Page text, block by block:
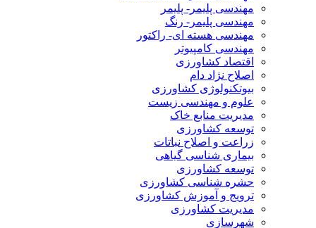
مهندسی پلیمر- پلیمر
مهندسی پلیمر- رنگ
مهندسی هسته ای- راکتور
مهندسی کامپیوتر
اقتصاد کشاورزی
اصلاح نژاد دام
بیوتکنولوژی کشاورزی
علوم و مهندسی زیست
مدیریت منابع خاک
توسعه کشاورزی
زراعت و اصلاح نباتات
بیماری شناسی گیاهی
توسعه کشاورزی
حشره شناسی کشاورزی
ترویج و آموزش کشاورزی
مدیریت کشاورزی
شهرسازی